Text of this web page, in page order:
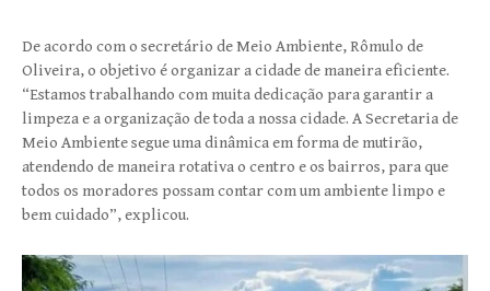
De acordo com o secretário de Meio Ambiente, Rômulo de
Oliveira, o objetivo é organizar a cidade de maneira eficiente.
“Estamos trabalhando com muita dedicação para garantir a
limpeza e a organização de toda a nossa cidade. A Secretaria de
Meio Ambiente segue uma dinâmica em forma de mutirão,
atendendo de maneira rotativa o centro e os bairros, para que
todos os moradores possam contar com um ambiente limpo e
bem cuidado”, explicou.